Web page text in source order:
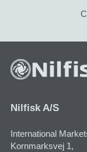
Nilfisk A/S
International
Kornmarksvej 1​,